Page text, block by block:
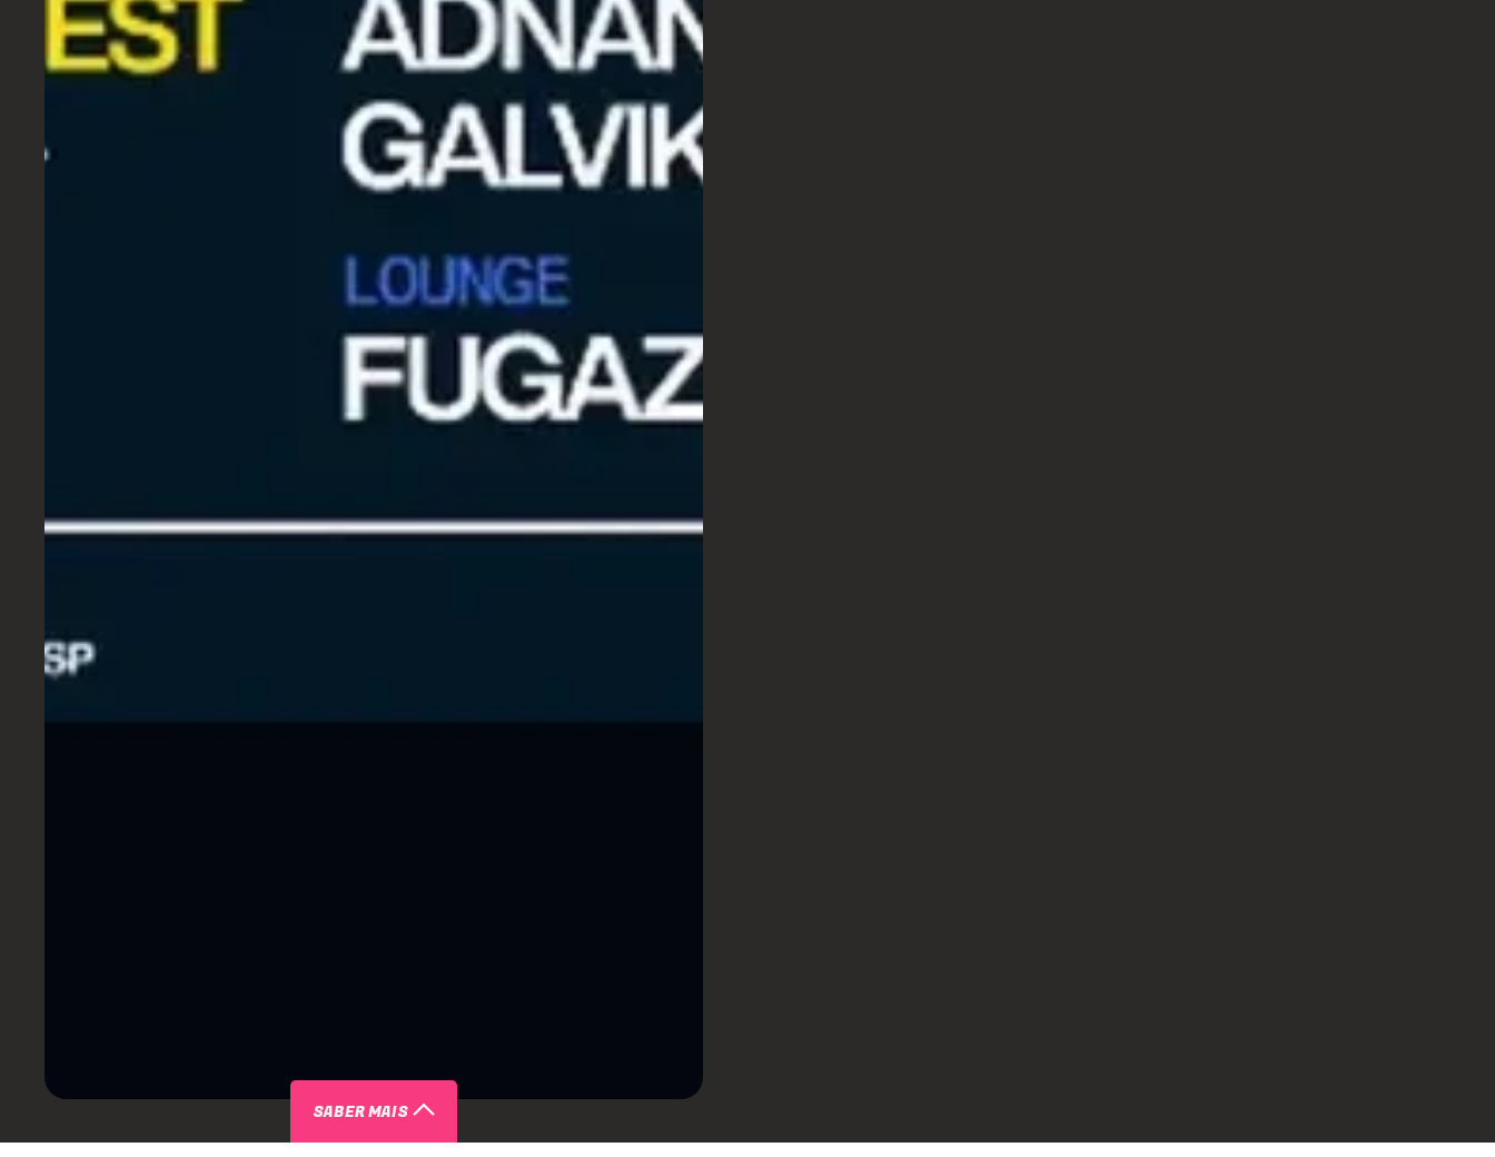
SABER MAIS